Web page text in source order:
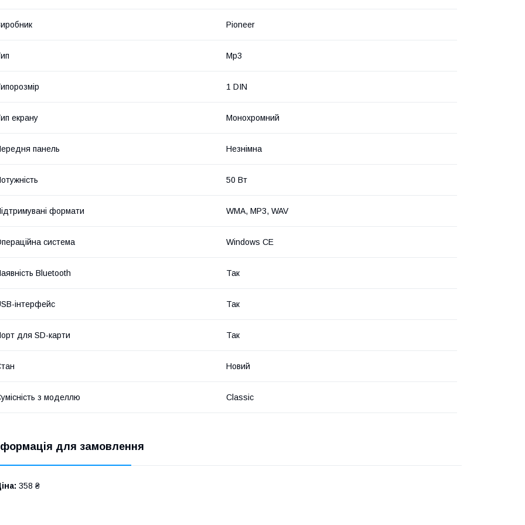
Pioneer
Mp3
1 DIN
екрану Монохромний
панель Незнімна
50 Вт
формати WMA, MP3, WAV
система Windows CE
Bluetooth Так
інтерфейс Так
для SD-карти Так
Новий
з моделлю Classic
для замовлення
358 ₴